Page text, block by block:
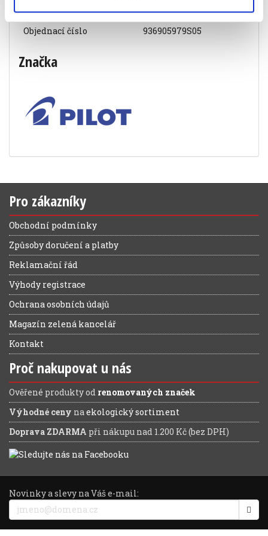
Specifikace produktu
Objednací číslo 936905979S05
Značka
Pro zákazníky
Obchodní podmínky
Způsoby doručení a platby
Reklamační řád
Výhody registrace
Ochrana osobních údajů
Magazín zelená kancelář
Kontakt
Proč nakupovat u nás
Ověřené produkty od renomovaných značek
Výhodné ceny naekologický sortiment
Doprava ZDARMA při nákupu nad 1.200 Kč (bez DPH)
Novinky a slevy na Váš e-mail: